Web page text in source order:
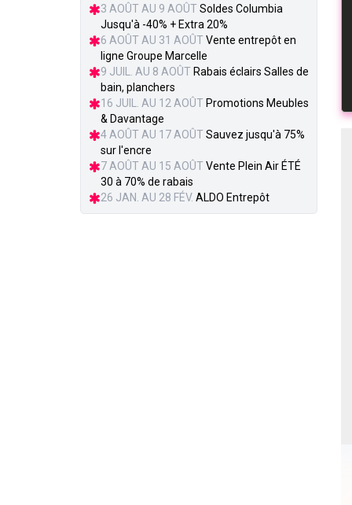
3 AOÛT AU 9 AOÛT Soldes Columbia
Jusqu'à -40% + Extra 20%
6 AOÛT AU 31 AOÛT Vente entrepôt en
ligne Groupe Marcelle
9 JUIL. AU 8 AOÛT Rabais éclairs Salles de
bain, planchers
16 JUIL. AU 12 AOÛT Promotions Meubles
& Davantage
4 AOÛT AU 17 AOÛT Sauvez jusqu'à 75%
sur l'encre
7 AOÛT AU 15 AOÛT Vente Plein Air ÉTÉ
30 à 70% de rabais
26 JAN. AU 28 FÉV. ALDO Entrepôt